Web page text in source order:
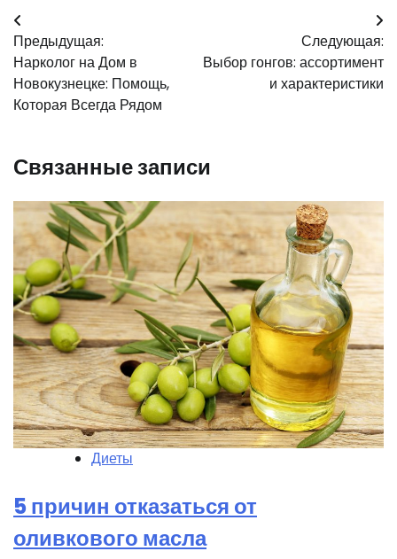
Навигация
по
записям
Предыдущая:
Нарколог на Дом в
Новокузнецке: Помощь,
Которая Всегда Рядом
Следующая:
Выбор гонгов: ассортимент
и характеристики
Связанные записи
Диеты
5 причин отказаться от
оливкового масла